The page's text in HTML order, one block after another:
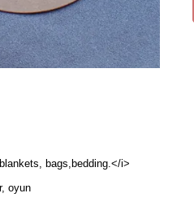
bags,bedding.</i>
oyun